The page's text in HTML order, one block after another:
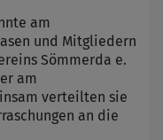
am
und Mitgliedern
Sömmerda e.
am
verteilten sie
an die